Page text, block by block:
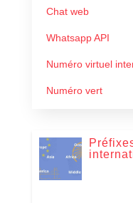
Chat web
Whatsapp API
Numéro virtuel
Numéro vert